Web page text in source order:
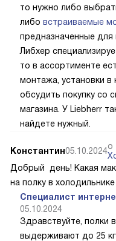
то нужно либо
либо встраиваемые
предназначенные
Либхер
то в ассортименте
монтажа, установки
обсудить покупку со
магазина. У Liebherr
найдете нужный.
Константин05.10.2024о
Добрый день! Какая
на полку в
Специалист
05.10.2024
Здравствуйте, полки
выдерживают до 25